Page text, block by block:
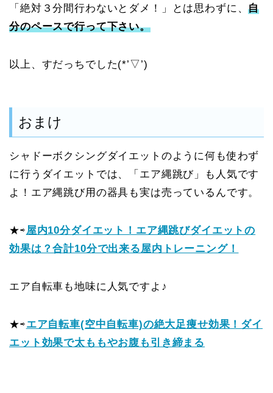
「絶対３分間行わないとダメ！」とは思わずに、自
分のペースで行って下さい。
以上、すだっちでした(*’▽’)
おまけ
シャドーボクシングダイエットのように何も使わず
に行うダイエットでは、「エア縄跳び」も人気です
よ！エア縄跳び用の器具も実は売っているんです。
★⇨屋内10分ダイエット！エア縄跳びダイエットの
効果は？合計10分で出来る屋内トレーニング！
エア自転車も地味に人気ですよ♪
★⇨エア自転車(空中自転車)の絶大足痩せ効果！ダイ
エット効果で太ももやお腹も引き締まる